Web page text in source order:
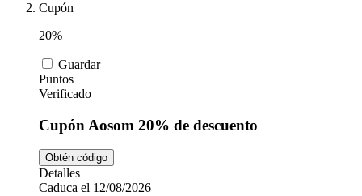
Inglés
Cupón
20%
Guardar
Puntos
Verificado
Cupón Aosom 20% de descuento
Obtén código
Detalles
Caduca el 12/08/2026